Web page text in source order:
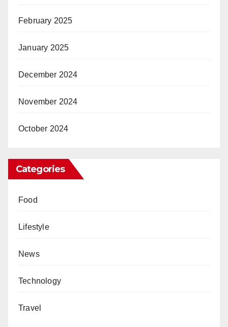
February 2025
January 2025
December 2024
November 2024
October 2024
Categories
Food
Lifestyle
News
Technology
Travel